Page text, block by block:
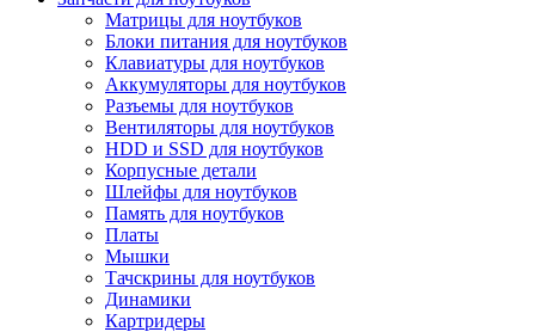
Матрицы для ноутбуков
Блоки питания для ноутбуков
Клавиатуры для ноутбуков
Аккумуляторы для ноутбуков
Разъемы для ноутбуков
Вентиляторы для ноутбуков
HDD и SSD для ноутбуков
Корпусные детали
Шлейфы для ноутбуков
Память для ноутбуков
Платы
Мышки
Тачскрины для ноутбуков
Динамики
Картридеры